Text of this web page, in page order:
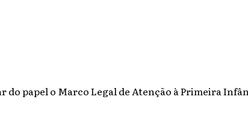
do papel o Marco Legal de Atenção à Primeira